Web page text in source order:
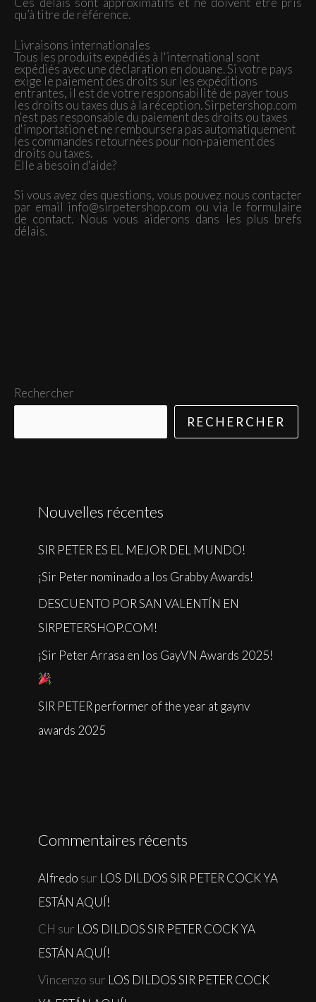
Rechercher
RECHERCHER
Nouvelles récentes
SIR PETER ES EL MEJOR DEL MUNDO!
¡Sir Peter nominado a los Grabby Awards!
DESCUENTO POR SAN VALENTÍN EN
SIRPETERSHOP.COM!
¡Sir Peter Arrasa en los GayVN Awards 2025!
SIR PETER performer of the year at gaynv
awards 2025
Commentaires récents
Alfredo sur LOS DILDOS SIR PETER COCK YA
ESTÁN AQUÍ!
CH sur LOS DILDOS SIR PETER COCK YA
ESTÁN AQUÍ!
Vincenzo sur LOS DILDOS SIR PETER COCK
qu’à titre de référence.
Livraisons internationales
Tous les produits expédiés à l'international sont
expédiés avec une déclaration en douane. Si votre pays
exige le paiement des droits sur les expéditions
entrantes, il est de votre responsabilité de payer tous
les droits ou taxes dus à la réception. Sirpetershop.com
n'est pas responsable du paiement des droits ou taxes
d'importation et ne remboursera pas automatiquement
les commandes retournées pour non-paiement des
droits ou taxes.
Elle a besoin d'aide?
Si vous avez des questions, vous pouvez nous contacter
par email info@sirpetershop.com ou via le formulaire
de contact. Nous vous aiderons dans les plus brefs
délais.